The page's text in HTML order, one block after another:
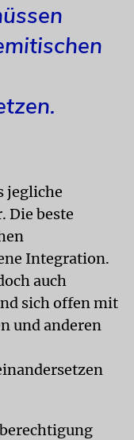
jegliche
Die beste
Integration.
auch
sich offen mit
und anderen